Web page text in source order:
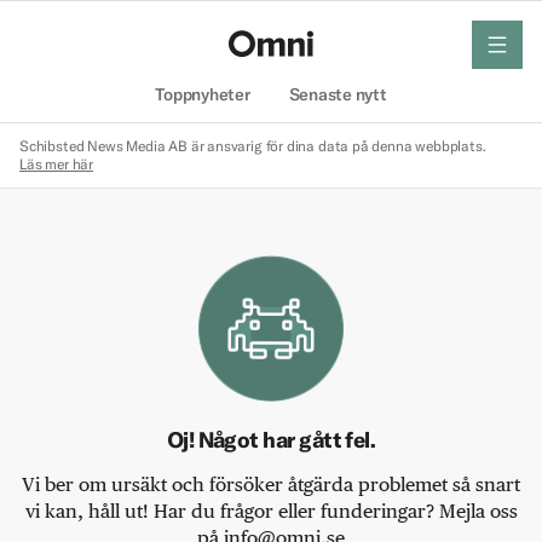
Toppnyheter Senaste nytt
meny
Schibsted News Media AB är ansvarig för dina data på denna webbplats.
Läs mer här
Oj! Något har gått fel.
Vi ber om ursäkt och försöker åtgärda problemet så snart
vi kan, håll ut! Har du frågor eller funderingar? Mejla oss